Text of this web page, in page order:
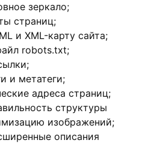
зеркало;
страниц;
и XML-карту сайта;
robots.txt;
и метатеги;
адреса страниц;
структуры
изображений;
описания